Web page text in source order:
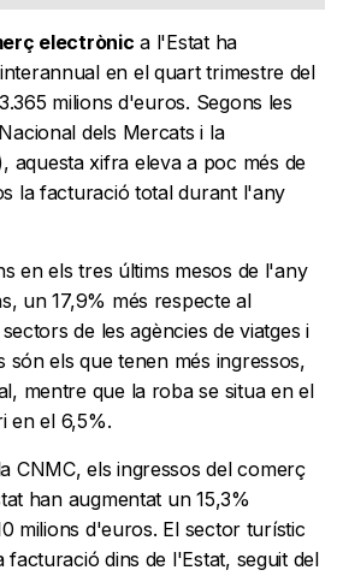
electrònic a l'Estat ha
en el quart trimestre del
milions d'euros. Segons les
dels Mercats i la
aquesta xifra eleva a poc més de
la facturació total durant l'any
en els tres últims mesos de l'any
un 17,9% més respecte al
de les agències de viatges i
els que tenen més ingressos,
mentre que la roba se situa en el
en el 6,5%.
CNMC, els ingressos del comerç
han augmentat un 15,3%
milions d'euros. El sector turístic
facturació dins de l'Estat, seguit del